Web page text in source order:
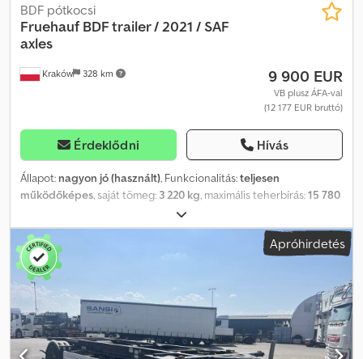
Kraków 328 km
BDF pótkocsi
Fruehauf BDF trailer / 2021 / SAF
axles
9 900 EUR
VB plusz ÁFA-val
(12 177 EUR bruttó)
Érdeklődni Hívás
Állapot: nagyon jó (használt), Funkcionalitás:teljesen
működőképes , saját tömeg: 3 220 kg , maximális teherbírás:15 780
, tengelyelrendezés:
felfüggesztés:levegő, Gyártási év:2021, Fruehauf BDF pótkocsi /
2021 / SAF tengelyek 2021-es év GVM 19000 kg Súlya 3220 kg
Terhelhetősége 15780 kg Dkodpfx Aiezrw Tvsfsr 2 SAF tengely
Légrugózás Pót gumi tartó Műszaki és vizuális állapota kitűnő!
Apróhirdetés